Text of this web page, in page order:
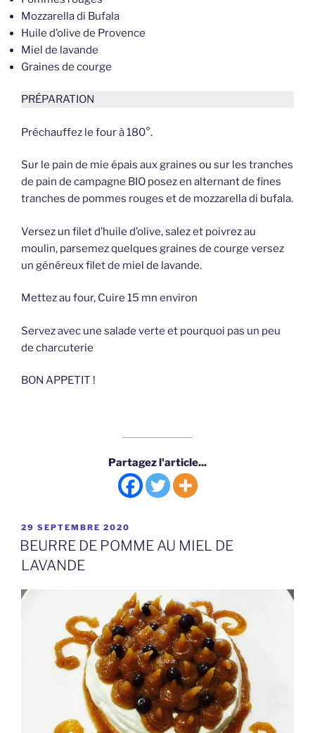
Mozzarella di Bufala
Huile d’olive de Provence
Miel de lavande
Graines de courge
PRÉPARATION
Préchauffez le four à 180°.
Sur le pain de mie épais aux graines ou sur les tranches
de pain de campagne BIO posez en alternant de fines
tranches de pommes rouges et de mozzarella di bufala.
Versez un filet d’huile d’olive, salez et poivrez au
moulin, parsemez quelques graines de courge versez
un généreux filet de miel de lavande.
Mettez au four, Cuire 15 mn environ
Servez avec une salade verte et pourquoi pas un peu
de charcuterie
BON APPETIT !
Partagez l'article...
PUBLIÉ
LE
29 SEPTEMBRE 2020
BEURRE DE POMME AU MIEL DE
LAVANDE